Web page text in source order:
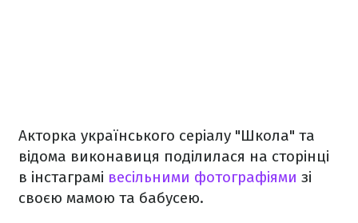
Акторка українського серіалу "Школа" та
відома виконавиця поділилася на сторінці
в інстаграмі весільними фотографіями зі
своєю мамою та бабусею.